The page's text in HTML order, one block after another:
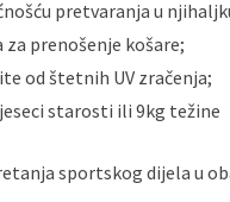
pretvaranja u
prenošenje košare;
od štetnih UV zračenja;
starosti ili 9kg težine
sportskog dijela u